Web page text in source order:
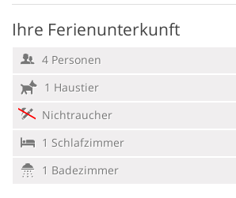
Ihre Ferienunterkunft
4 Personen
1 Haustier
Nichtraucher
1 Schlafzimmer
1 Badezimmer